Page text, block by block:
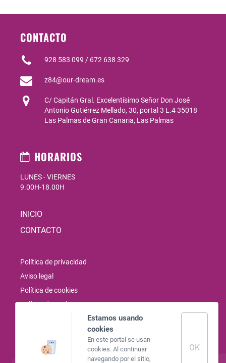
CONTACTO
928 583 099 / 672 638 329
z84@our-dream.es
C/ Capitán Gral. Excelentísimo Señor Don José
Antonio Gutiérrez Mellado, 30, portal 3 L.4 35018
Las Palmas de Gran Canaria, Las Palmas
HORARIOS
LUNES - VIERNES
9.00H-18.00H
INICIO
CONTACTO
Política de privacidad
Aviso legal
Política de cookies
Política de envíos
Política de devoluciones
instagram
Estamos usando
cookies
En este portal se usan
cookies. Al continuar
navegando por el sitio,
OK